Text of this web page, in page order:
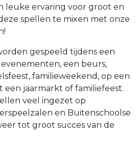
leuke ervaring voor groot en
spellen te mixen met onze
gespeeld tijdens een
een beurs,
familieweekend, op een
een jaarmarkt of familiefeest.
veel ingezet op
en Buitenschoolse
tot groot succes van de